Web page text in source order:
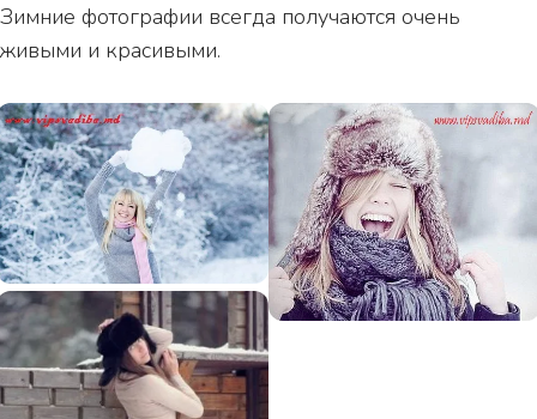
Зимние фотографии всегда получаются очень
живыми и красивыми.